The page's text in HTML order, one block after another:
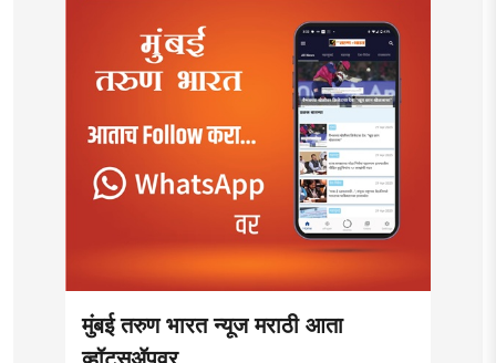
मुंबई तरुण भारत न्यूज मराठी आता
व्हॉट्सॲपवर